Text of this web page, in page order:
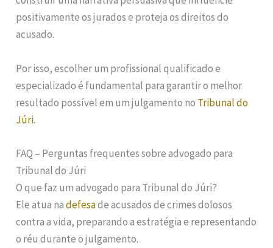
positivamente os jurados e proteja os direitos do
acusado.
Por isso, escolher um profissional qualificado e
especializado é fundamental para garantir o melhor
resultado possível em um julgamento no Tribunal do
Júri.
FAQ – Perguntas frequentes sobre advogado para
Tribunal do Júri
O que faz um advogado para Tribunal do Júri?
Ele atua nadefesade acusados de crimes dolosos
contra a vida, preparando a estratégia e representando
o réu durante o julgamento.